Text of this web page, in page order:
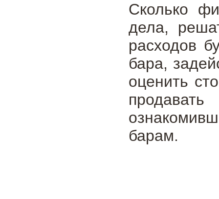
Сколько
дела,
расходов
бара,
оценить
барам.